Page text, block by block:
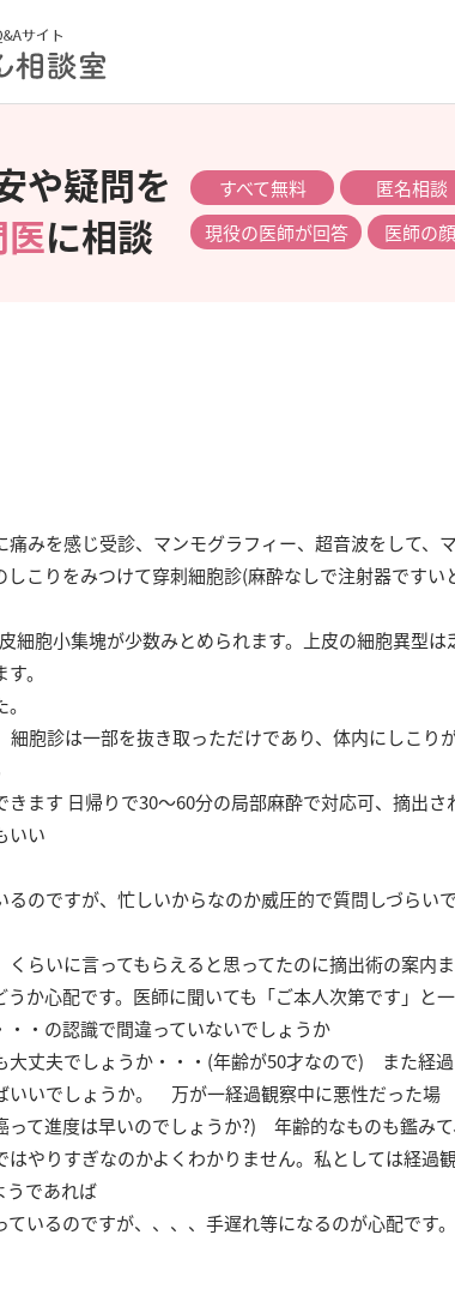
や疑問を
に相談
すべて無料 匿名相談
現役の医師が回答
医師の
みを感じ受診、マンモグラフィー、超音波をして、マ
こりをみつけて穿刺細胞診(麻酔なしで注射器ですい
小集塊が少数みとめられます。上皮の細胞異型は
。
細胞診は一部を抜き取っただけであり、体内にしこり
ます 日帰りで30～60分の局部麻酔で対応可、摘出さ
いい
のですが、忙しいからなのか威圧的で質問しづらいで
らいに言ってもらえると思ってたのに摘出術の案内ま
か心配です。医師に聞いても「ご本人次第です」と一
・の認識で間違っていないでしょうか
大丈夫でしょうか・・・(年齢が50才なので) また経過
いいでしょうか。 万が一経過観察中に悪性だった場
て進度は早いのでしょうか?) 年齢的なものも鑑みて
やりすぎなのかよくわかりません。私としては経過観
うであれば
いるのですが、、、、手遅れ等になるのが心配です。